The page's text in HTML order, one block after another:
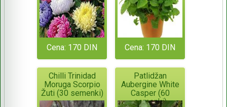
Cena: 170 DIN Cena: 170 DIN
Chilli Trinidad
Moruga Scorpio
Žuti (30 semenki)
Patlidžan
Aubergine White
Casper (60
semenki)